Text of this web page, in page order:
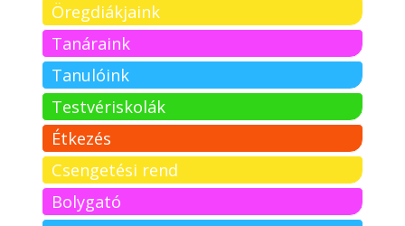
Öregdiákjaink
Tanáraink
Tanulóink
Testvériskolák
Étkezés
Csengetési rend
Bolygató